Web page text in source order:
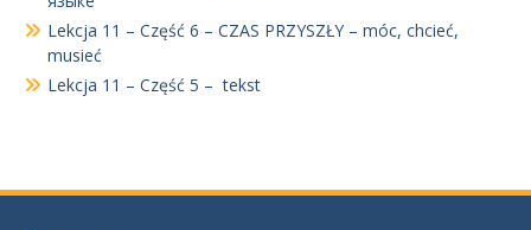
Lekcja 11 – Część 6 – CZAS PRZYSZŁY – móc, chcieć,
musieć
Lekcja 11 – Część 5 – tekst